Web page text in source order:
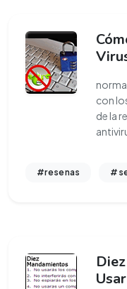
con
de la
#resenas